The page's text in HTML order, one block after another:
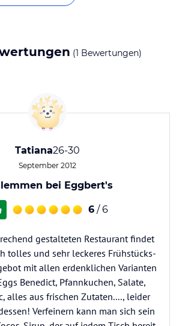
(1 Bewertungen)
Tatiana26-30
September 2012
bei Eggbert's
6 / 6
gestalteten Restaurant findet
tolles und sehr leckeres Frühstücks-
mit allen erdenklichen Varianten
Benedict, Pfannkuchen, Salate,
alles aus frischen Zutaten...., leider
Verfeinern kann man sich sein